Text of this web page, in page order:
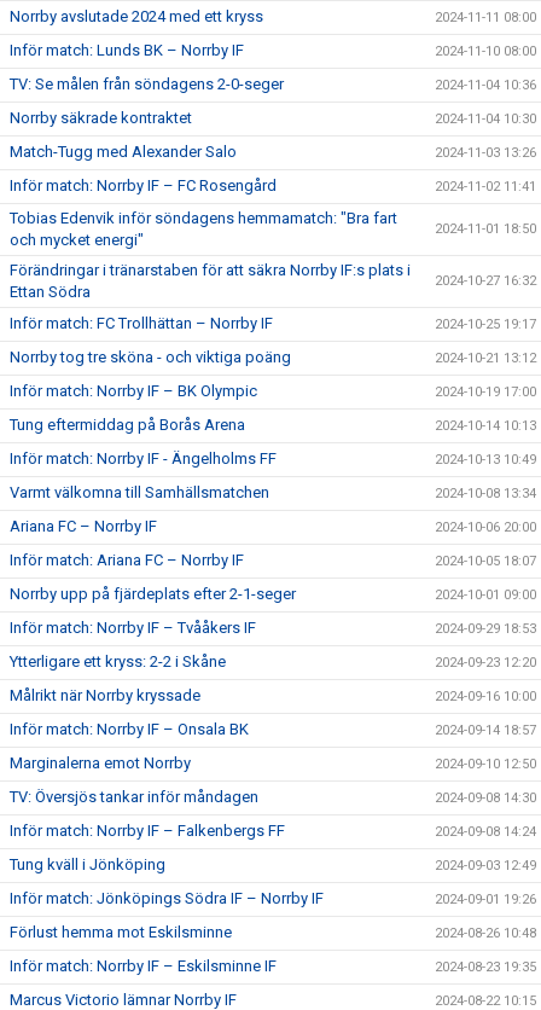
Norrby avslutade 2024 med ett kryss 2024-11-11 08:00
Inför match: Lunds BK – Norrby IF 2024-11-10 08:00
TV: Se målen från söndagens 2-0-seger 2024-11-04 10:36
Norrby säkrade kontraktet 2024-11-04 10:30
Match-Tugg med Alexander Salo 2024-11-03 13:26
Inför match: Norrby IF – FC Rosengård 2024-11-02 11:41
Tobias Edenvik inför söndagens hemmamatch: "Bra fart
och mycket energi"
2024-11-01 18:50
Förändringar i tränarstaben för att säkra Norrby IF:s plats i
Ettan Södra
2024-10-27 16:32
Inför match: FC Trollhättan – Norrby IF 2024-10-25 19:17
Norrby tog tre sköna - och viktiga poäng 2024-10-21 13:12
Inför match: Norrby IF – BK Olympic 2024-10-19 17:00
Tung eftermiddag på Borås Arena 2024-10-14 10:13
Inför match: Norrby IF - Ängelholms FF 2024-10-13 10:49
Varmt välkomna till Samhällsmatchen 2024-10-08 13:34
Ariana FC – Norrby IF 2024-10-06 20:00
Inför match: Ariana FC – Norrby IF 2024-10-05 18:07
Norrby upp på fjärdeplats efter 2-1-seger 2024-10-01 09:00
Inför match: Norrby IF – Tvååkers IF 2024-09-29 18:53
Ytterligare ett kryss: 2-2 i Skåne 2024-09-23 12:20
Målrikt när Norrby kryssade 2024-09-16 10:00
Inför match: Norrby IF – Onsala BK 2024-09-14 18:57
Marginalerna emot Norrby 2024-09-10 12:50
TV: Översjös tankar inför måndagen 2024-09-08 14:30
Inför match: Norrby IF – Falkenbergs FF 2024-09-08 14:24
Tung kväll i Jönköping 2024-09-03 12:49
Inför match: Jönköpings Södra IF – Norrby IF 2024-09-01 19:26
Förlust hemma mot Eskilsminne 2024-08-26 10:48
Inför match: Norrby IF – Eskilsminne IF 2024-08-23 19:35
Marcus Victorio lämnar Norrby IF 2024-08-22 10:15